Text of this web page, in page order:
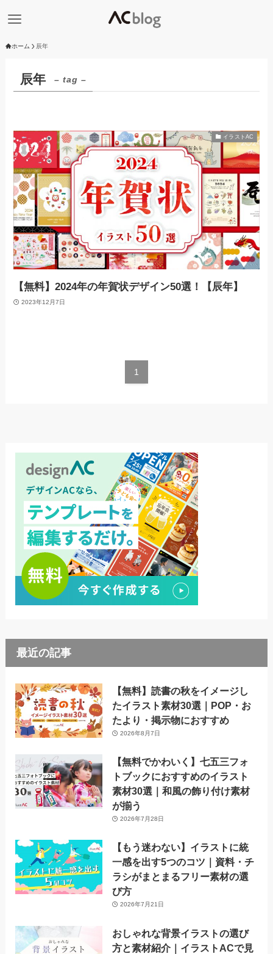
ホーム 辰年
辰年 – tag –
イラストAC
【無料】2024年の年賀状デザイン50選！【辰年】
2023年12月7日
1
最近の記事
【無料】読書の秋をイメージし
たイラスト素材30選｜POP・お
たより・掲示物におすすめ
2026年8月7日
【無料でかわいく】七五三フォ
トブックにおすすめのイラスト
素材30選｜和風の飾り付け素材
が揃う
2026年7月28日
【もう迷わない】イラストに統
一感を出す5つのコツ｜資料・チ
ラシがまとまるフリー素材の選
び方
2026年7月21日
おしゃれな背景イラストの選び
方と素材紹介｜イラストACで見